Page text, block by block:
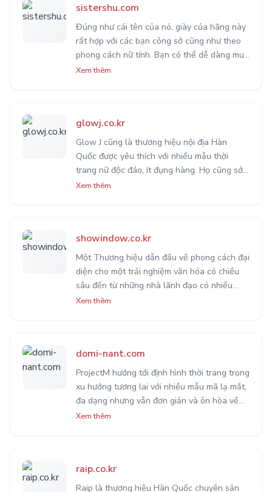
sistershu.com
Đúng như cái tên của nó, giày của hãng này
rất hợp với các bạn công sở cũng như theo
phong cách nữ tính. Bạn có thể dễ dàng mua
hàng online hoặc đến cửa hàng
Xem thêm
glowj.co.kr
Glow J cũng là thương hiệu nội địa Hàn
Quốc được yêu thích với nhiều mẫu thời
trang nữ độc đáo, ít đụng hàng. Họ cũng sở
hữu cho mình nhiều sản phẩm tự thiết kế rất
Xem thêm
showindow.co.kr
Một Thương hiệu dẫn đầu về phong cách đại
diện cho một trải nghiệm văn hóa có chiều
sâu đến từ những nhà lãnh đạo có nhiều
kinh nghiệm thiết kế. Mang lại những mẫu
Xem thêm
domi-nant.com
ProjectM hướng tới định hình thời trang trong
xu hướng tương lai với nhiều mẫu mã lạ mắt,
đa dạng nhưng vẫn đơn giản và ôn hòa về
màu sắc lẫn chất liệu. Nhằm mang lại cảm
Xem thêm
raip.co.kr
Raip là thương hiệu Hàn Quốc chuyên sản